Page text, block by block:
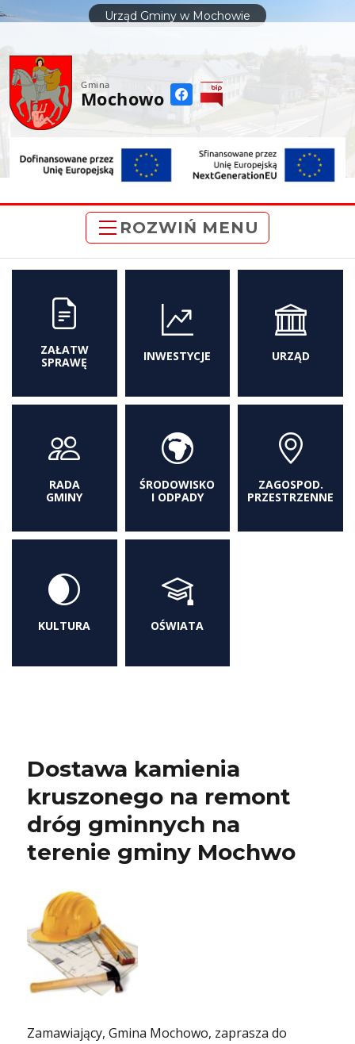
treści
Urząd Gminy w Mochowie
Gmina
Mochowo
ROZWIŃ MENU
ZAŁATW
SPRAWĘ
INWESTYCJE URZĄD
RADA
GMINY
ŚRODOWISKO
I ODPADY
ZAGOSPOD.
PRZESTRZENNE
KULTURA OŚWIATA
Dostawa kamienia
kruszonego na remont
dróg gminnych na
terenie gminy Mochwo
Zamawiający, Gmina Mochowo, zaprasza do